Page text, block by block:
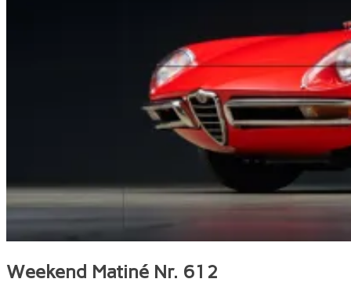
Weekend Matiné Nr. 612